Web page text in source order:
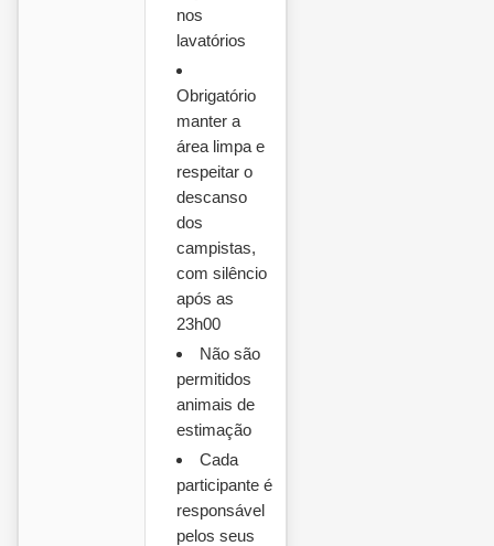
nos
lavatórios
Obrigatório
manter a
área limpa e
respeitar o
descanso
dos
campistas,
com silêncio
após as
23h00
Não são
permitidos
animais de
estimação
Cada
participante é
responsável
pelos seus